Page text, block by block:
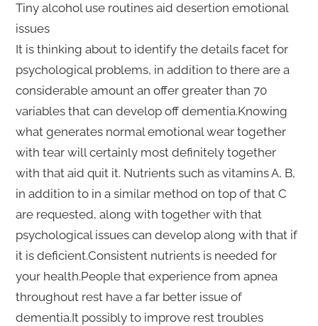
Tiny alcohol use routines aid desertion emotional
issues
It is thinking about to identify the details facet for
psychological problems, in addition to there are a
considerable amount an offer greater than 70
variables that can develop off dementia.Knowing
what generates normal emotional wear together
with tear will certainly most definitely together
with that aid quit it. Nutrients such as vitamins A, B,
in addition to in a similar method on top of that C
are requested, along with together with that
psychological issues can develop along with that if
it is deficient.Consistent nutrients is needed for
your health.People that experience from apnea
throughout rest have a far better issue of
dementia.It possibly to improve rest troubles